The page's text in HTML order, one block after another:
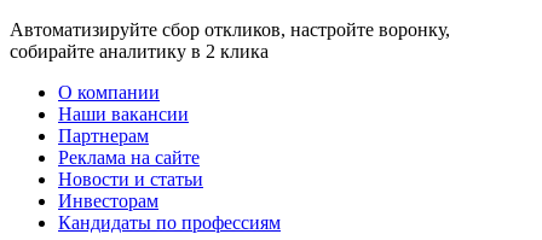
Автоматизируйте сбор откликов, настройте воронку,
собирайте аналитику в 2 клика
О компании
Наши вакансии
Партнерам
Реклама на сайте
Новости и статьи
Инвесторам
Кандидаты по профессиям